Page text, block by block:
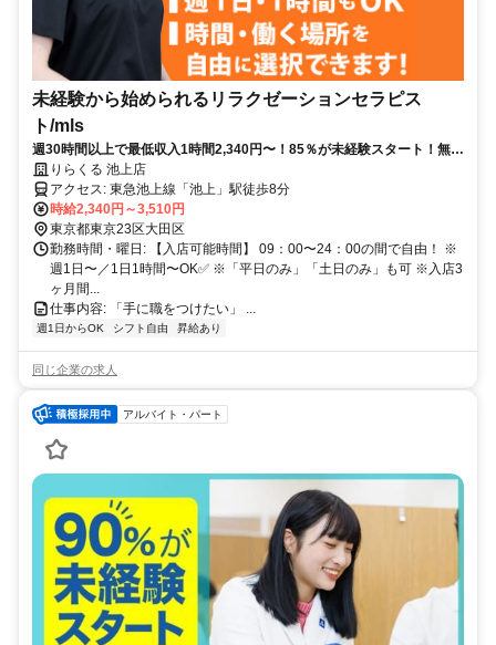
未経験から始められるリラクゼーションセラピス
ト/mls
週30時間以上で最低収入1時間2,340円〜！85％が未経験スタート！無料
トレで一生モノの技術を習得✅好きな時間に収入を得られます⏰【東京
都大田区池上】
りらくる 池上店
アクセス: 東急池上線「池上」駅徒歩8分
時給2,340円～3,510円
東京都東京23区大田区
勤務時間・曜日: 【入店可能時間】 09：00〜24：00の間で自由！ ※
週1日〜／1日1時間〜OK✅ ※「平日のみ」「土日のみ」も可 ※入店3
ヶ月間...
仕事内容: 「手に職をつけたい」 ...
週1日からOK シフト自由 昇給あり
同じ企業の求人
アルバイト・パート